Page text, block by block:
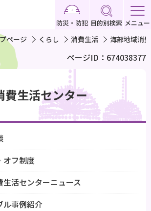
防災・防犯 目的別検索 メニュー
ページ くらし 消費生活 海部地域消
ページID：674038377
費生活センター
オフ制度
生活センターニュース
ル事例紹介